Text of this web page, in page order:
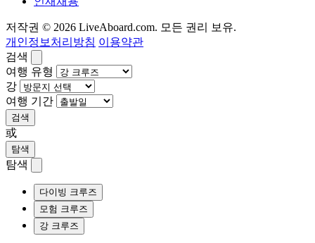
저작권 © 2026 LiveAboard.com. 모든 권리 보유.
개인정보처리방침 이용약관
검색
여행 유형
강
여행 기간
검색
或
탐색
탐색
다이빙 크루즈
모험 크루즈
강 크루즈